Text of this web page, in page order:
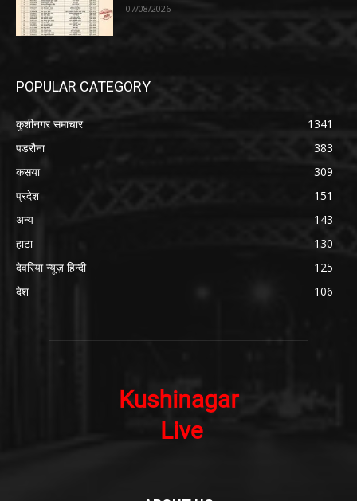
07/08/2026
POPULAR CATEGORY
कुशीनगर समाचार
1341
पडरौना
383
कसया
309
प्रदेश
151
अन्य
143
हाटा
130
देवरिया न्यूज़ हिन्दी
125
देश
106